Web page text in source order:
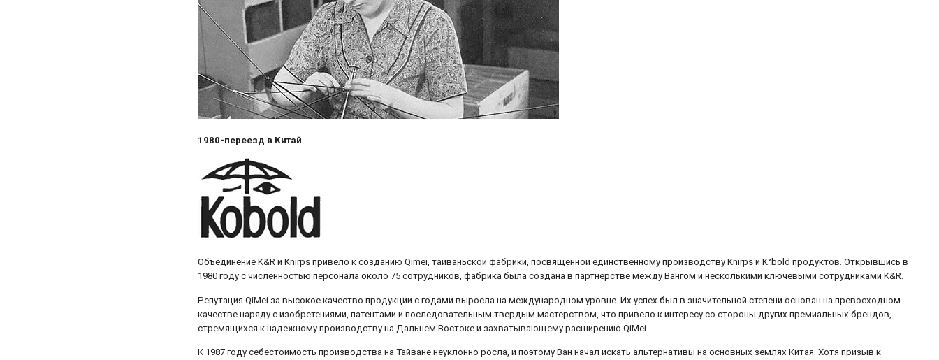
1980-переезд в Китай
Объединение K&R и Knirps привело к созданию Qimei, тайваньской фабрики, посвященной единственному производству Knirps и K°bold продуктов. Открывшись в
1980 году с численностью персонала около 75 сотрудников, фабрика была создана в партнерстве между Вангом и несколькими ключевыми сотрудниками K&R.
Репутация QiMei за высокое качество продукции с годами выросла на международном уровне. Их успех был в значительной степени основан на превосходном
качестве наряду с изобретениями, патентами и последовательным твердым мастерством, что привело к интересу со стороны других премиальных брендов,
стремящихся к надежному производству на Дальнем Востоке и захватывающему расширению QiMei.
К 1987 году себестоимость производства на Тайване неуклонно росла, и поэтому Ван начал искать альтернативы на основных землях Китая. Хотя призыв к